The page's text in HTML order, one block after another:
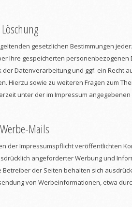
gesetzlichen Bestimmungen
Ihre gespeicherten personenbezogenen
Datenverarbeitung und ggf. ein Recht
Hierzu sowie zu weiteren Fragen zum
unter der im Impressum
Mails
der Impressumspflicht veröffentlichten
angeforderter Werbung und
der Seiten behalten sich
von Werbeinformationen, etwa